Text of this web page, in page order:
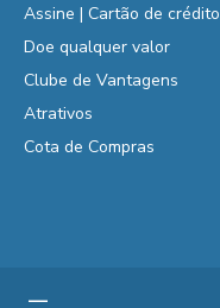
Assine | Cartão de crédito
Doe qualquer valor
Clube de Vantagens
Atrativos
Cota de Compras